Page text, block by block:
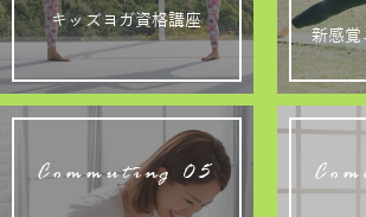
キッズヨガ資格講座
新感覚
Commuting 05